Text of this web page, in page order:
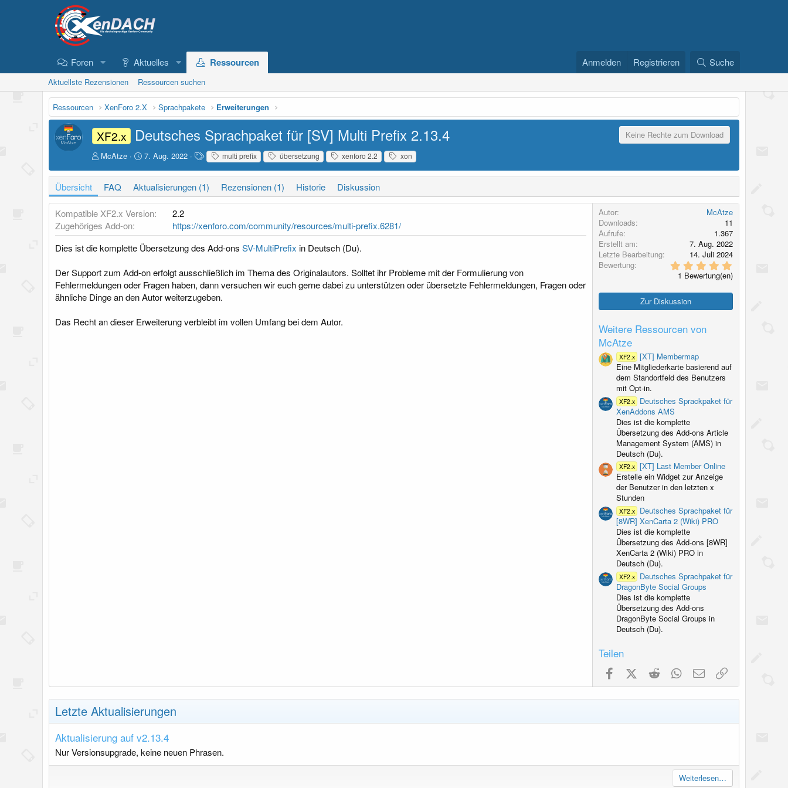
Foren Aktuelles Ressourcen Anmelden Registrieren Suche
Aktuellste Rezensionen Ressourcen suchen
Ressourcen XenForo 2.X Sprachpakete Erweiterungen
XF2.x Deutsches Sprachpaket für [SV] Multi Prefix2.13.4
Keine Rechte zum Download
A
t
r
McAtze
D
t
u
m
E
r
e
l
u
n
g
7. Aug. 2022
S
c
h
l
a
o
t
multi prefix übersetzung xenforo 2.2 xon
Übersicht FAQ Aktualisierungen (1) Rezensionen (1) Historie Diskussion
Kompatible XF2.x Version
2.2
Zugehöriges Add-on
https://xenforo.com/community/resources/multi-prefix.6281/
Dies ist die komplette Übersetzung des Add-ons SV-MultiPrefix in Deutsch (Du).
Der Support zum Add-on erfolgt ausschließlich im Thema des Originalautors. Solltet ihr Probleme mit der Formulierung von
Fehlermeldungen oder Fragen haben, dann versuchen wir euch gerne dabei zu unterstützen oder übersetzte Fehlermeldungen, Fragen oder
ähnliche Dinge an den Autor weiterzugeben.
Das Recht an dieser Erweiterung verbleibt im vollen Umfang bei dem Autor.
Autor
McAtze
Downloads
11
Aufrufe
1.367
Erstellt am
7. Aug. 2022
Letzte Bearbeitung
14. Juli 2024
Bewertung
,
0
t
1 Bewertung(en)
Zur Diskussion
Weitere Ressourcen von
McAtze
XF2.x [XT] Membermap
Eine Mitgliederkarte basierend auf
dem Standortfeld des Benutzers
mit Opt-in.
XF2.x
Deutsches Sprackpaket für
XenAddons AMS
Dies ist die komplette
Übersetzung des Add-ons Article
Management System (AMS) in
Deutsch (Du).
XF2.x [XT] Last Member Online
Erstelle ein Widget zur Anzeige
der Benutzer in den letzten x
Stunden
XF2.x
Deutsches Sprachpaket für
[8WR] XenCarta 2 (Wiki) PRO
Dies ist die komplette
Übersetzung des Add-ons [8WR]
XenCarta 2 (Wiki) PRO in
Deutsch (Du).
XF2.x
Deutsches Sprachpaket für
DragonByte Social Groups
Dies ist die komplette
Übersetzung des Add-ons
DragonByte Social Groups in
Deutsch (Du).
Teilen
FacebookX (Twitter)Reddit WhatsApp
E-Mail
Letzte Aktualisierungen
Aktualisierung auf v2.13.4
Nur Versionsupgrade, keine neuen Phrasen.
Weiterlesen…